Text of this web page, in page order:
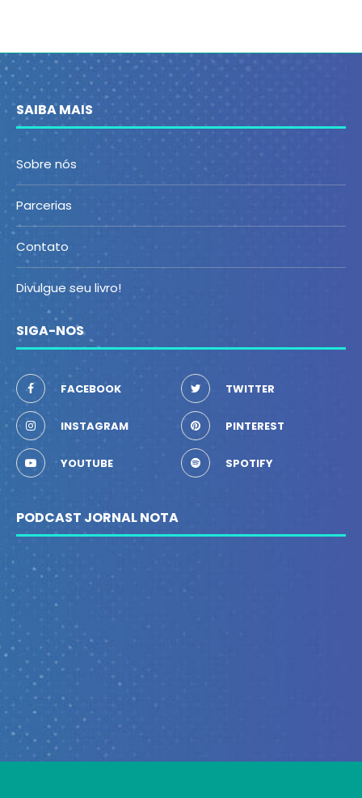
SAIBA MAIS
Sobre nós
Parcerias
Contato
Divulgue seu livro!
SIGA-NOS
FACEBOOK TWITTER
INSTAGRAM PINTEREST
YOUTUBE SPOTIFY
PODCAST JORNAL NOTA